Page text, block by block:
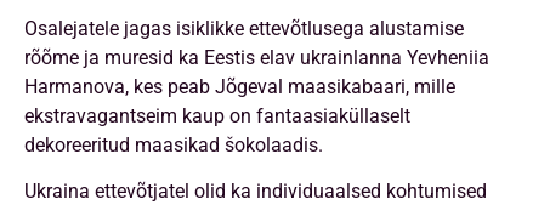
Osalejatele jagas isiklikke ettevõtlusega alustamise
rõõme ja muresid ka Eestis elav ukrainlanna Yevheniia
Harmanova, kes peab Jõgeval maasikabaari, mille
ekstravagantseim kaup on fantaasiaküllaselt
dekoreeritud maasikad šokolaadis.
Ukraina ettevõtjatel olid ka individuaalsed kohtumised